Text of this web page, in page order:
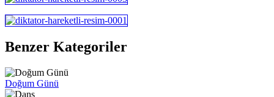
Benzer Kategoriler
Doğum Günü